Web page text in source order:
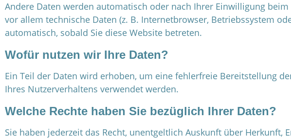
Andere Daten werden automatisch oder nach Ihrer Einwilligung
vor allem technische Daten (z. B. Internetbrowser, Betriebssystem
automatisch, sobald Sie diese Website betreten.
Wofür nutzen wir Ihre Daten?
Ein Teil der Daten wird erhoben, um eine fehlerfreie Bereitstellung
Ihres Nutzerverhaltens verwendet werden.
Welche Rechte haben Sie bezüglich Ihrer Daten?
Sie haben jederzeit das Recht, unentgeltlich Auskunft über Herkunft,